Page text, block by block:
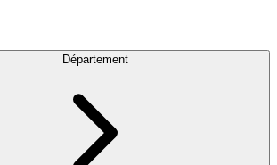
Département